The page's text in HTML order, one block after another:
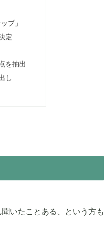
プ」
定
を抽出
し
いたことある、という方も